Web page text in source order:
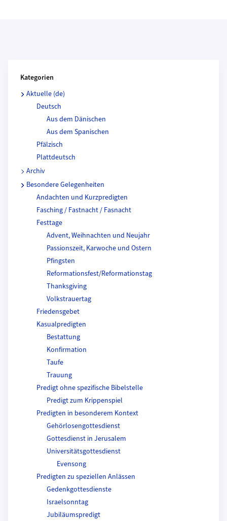
Kategorien
Aktuelle (de)
Deutsch
Aus dem Dänischen
Aus dem Spanischen
Pfälzisch
Plattdeutsch
Archiv
Besondere Gelegenheiten
Andachten und Kurzpredigten
Fasching / Fastnacht / Fasnacht
Festtage
Advent, Weihnachten und Neujahr
Passionszeit, Karwoche und Ostern
Pfingsten
Reformationsfest/Reformationstag
Thanksgiving
Volkstrauertag
Friedensgebet
Kasualpredigten
Bestattung
Konfirmation
Taufe
Trauung
Predigt ohne spezifische Bibelstelle
Predigt zum Krippenspiel
Predigten in besonderem Kontext
Gehörlosengottesdienst
Gottesdienst in Jerusalem
Universitätsgottesdienst
Evensong
Predigten zu speziellen Anlässen
Gedenkgottesdienste
Israelsonntag
Jubiläumspredigt